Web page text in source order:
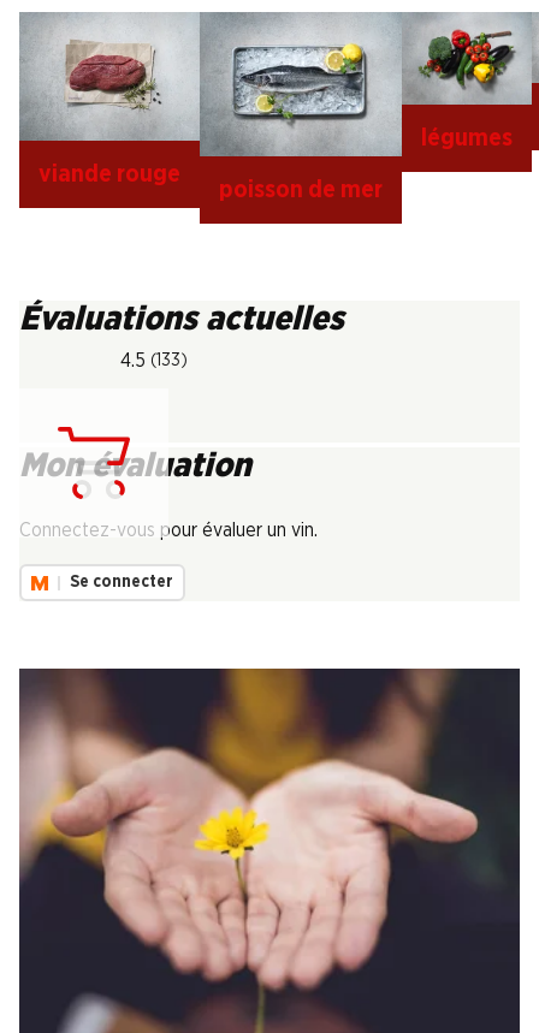
viande rouge
poisson de mer
légumes
Évaluations actuelles
4.5 (133)
Mon évaluation
Connectez-vous pour évaluer un vin.
Se connecter